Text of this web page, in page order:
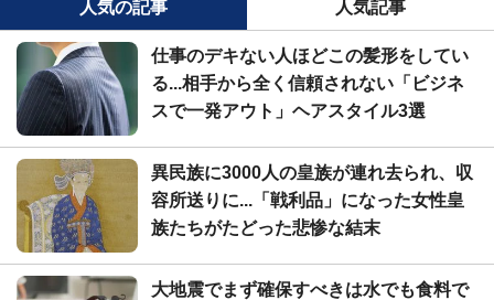
人気の記事
人気記事
仕事のデキない人ほどこの髪形をしてい
る...相手から全く信頼されない「ビジネ
スで一発アウト」ヘアスタイル3選
異民族に3000人の皇族が連れ去られ、収
容所送りに...「戦利品」になった女性皇
族たちがたどった悲惨な結末
大地震でまず確保すべきは水でも食料で